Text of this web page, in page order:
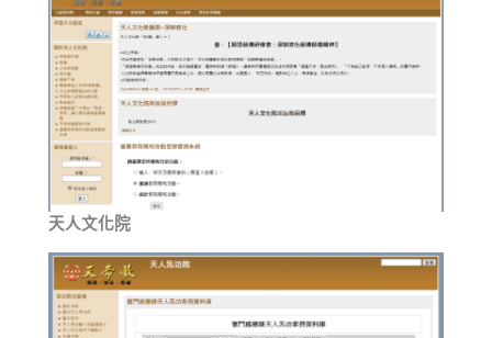
天人文化院